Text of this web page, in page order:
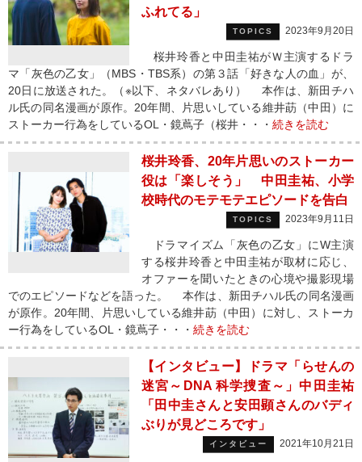
ふれてる」
TOPICS 2023年9月20日
桜井玲香と中田圭祐がＷ主演するドラ
マ「灰色の乙女」（MBS・TBS系）の第３話「好きな人の血」が、
20日に放送された。（※以下、ネタバレあり） 本作は、新田チハ
ル氏の同名漫画が原作。20年間、片思いしている維井莇（中田）に
ストーカー行為をしているOL・鏡蔦子（桜井・・・ 続きを読む
桜井玲香、20年片思いのストーカー
役は「楽しそう」 中田圭祐、小学
校時代のモテモテエピソードを告白
TOPICS 2023年9月11日
ドラマイズム「灰色の乙女」にW主演
する桜井玲香と中田圭祐が取材に応じ、
オファーを聞いたときの心境や撮影現場
でのエピソードなどを語った。 本作は、新田チハル氏の同名漫画
が原作。20年間、片思いしている維井莇（中田）に対し、ストーカ
ー行為をしているOL・鏡蔦子・・・ 続きを読む
【インタビュー】ドラマ「らせんの
迷宮～DNA 科学捜査～」中田圭祐
「田中圭さんと安田顕さんのバディ
ぶりが見どころです」
インタビュー 2021年10月21日